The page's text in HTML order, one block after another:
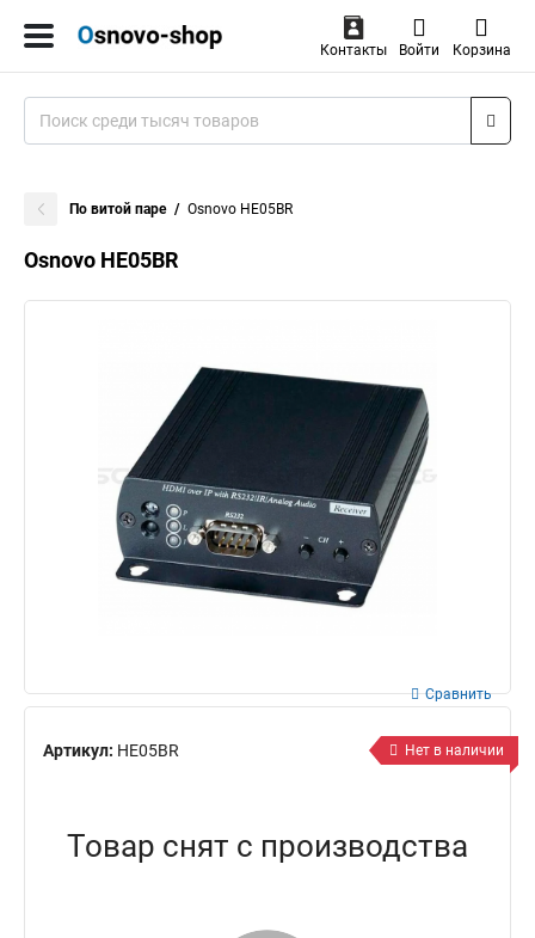
Контакты Войти Корзина
По витой паре Osnovo HE05BR
Osnovo HE05BR
Артикул: HE05BR
Сравнить
Нет в наличии
Товар снят с производства